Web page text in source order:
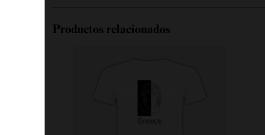
Productos relacionados